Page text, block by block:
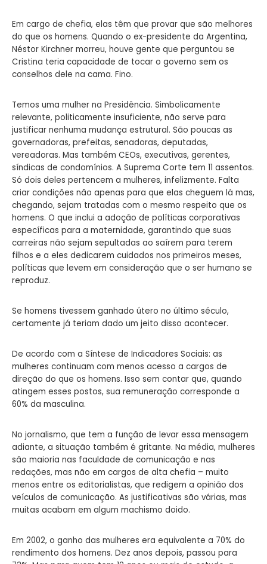
Em cargo de chefia, elas têm que provar que são melhores
do que os homens. Quando o ex-presidente da Argentina,
Néstor Kirchner morreu, houve gente que perguntou se
Cristina teria capacidade de tocar o governo sem os
conselhos dele na cama. Fino.
Temos uma mulher na Presidência. Simbolicamente
relevante, politicamente insuficiente, não serve para
justificar nenhuma mudança estrutural. São poucas as
governadoras, prefeitas, senadoras, deputadas,
vereadoras. Mas também CEOs, executivas, gerentes,
síndicas de condomínios. A Suprema Corte tem 11 assentos.
Só dois deles pertencem a mulheres, infelizmente. Falta
criar condições não apenas para que elas cheguem lá mas,
chegando, sejam tratadas com o mesmo respeito que os
homens. O que inclui a adoção de políticas corporativas
específicas para a maternidade, garantindo que suas
carreiras não sejam sepultadas ao saírem para terem
filhos e a eles dedicarem cuidados nos primeiros meses,
políticas que levem em consideração que o ser humano se
reproduz.
Se homens tivessem ganhado útero no último século,
certamente já teriam dado um jeito disso acontecer.
De acordo com a Síntese de Indicadores Sociais: as
mulheres continuam com menos acesso a cargos de
direção do que os homens. Isso sem contar que, quando
atingem esses postos, sua remuneração corresponde a
60% da masculina.
No jornalismo, que tem a função de levar essa mensagem
adiante, a situação também é gritante. Na média, mulheres
são maioria nas faculdade de comunicação e nas
redações, mas não em cargos de alta chefia – muito
menos entre os editorialistas, que redigem a opinião dos
veículos de comunicação. As justificativas são várias, mas
muitas acabam em algum machismo doido.
Em 2002, o ganho das mulheres era equivalente a 70% do
rendimento dos homens. Dez anos depois, passou para